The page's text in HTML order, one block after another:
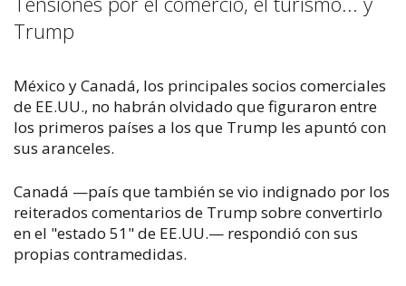
Trump
México y Canadá, los principales socios comerciales
de EE.UU., no habrán olvidado que figuraron entre
los primeros países a los que Trump les apuntó con
sus aranceles.
Canadá —país que también se vio indignado por los
reiterados comentarios de Trump sobre convertirlo
en el "estado 51" de EE.UU.— respondió con sus
propias contramedidas.